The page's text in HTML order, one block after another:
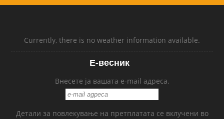
Currently, there is no weather information available.
Е-весник
Внесете ја вашата e-mail адреса.
Детали за повлекување на претплатата се вклучени во